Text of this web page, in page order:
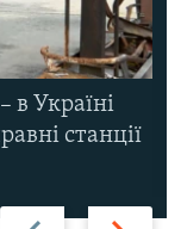
Назад Вперед
в Україні
станції